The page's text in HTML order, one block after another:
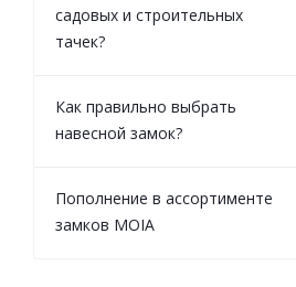
садовых и строительных
тачек?
Как правильно выбрать
навесной замок?
Пополнение в ассортименте
замков MOIA